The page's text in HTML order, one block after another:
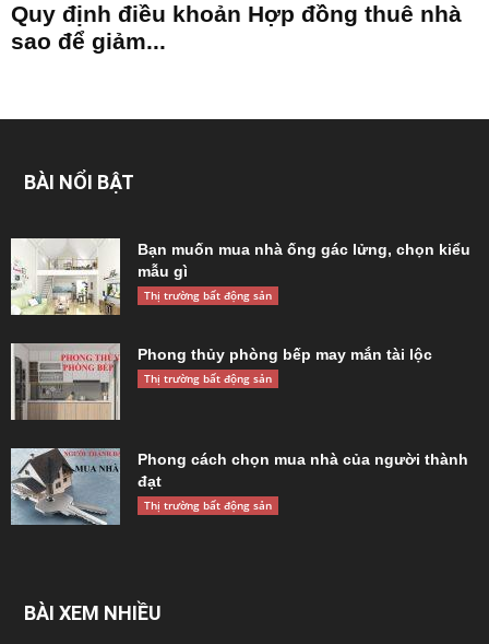
Quy định điều khoản Hợp đồng thuê nhà
sao để giảm...
BÀI NỔI BẬT
Bạn muốn mua nhà ống gác lửng, chọn kiểu
mẫu gì
Thị trường bất động sản
Phong thủy phòng bếp may mắn tài lộc
Thị trường bất động sản
Phong cách chọn mua nhà của người thành
đạt
Thị trường bất động sản
BÀI XEM NHIỀU